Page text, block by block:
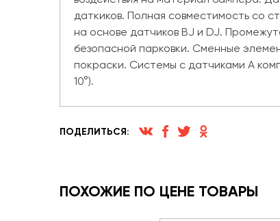
даткиков. Полная совместимость со
на основе датчиков BJ и DJ.
безопасной парковки. Сменные
покраски. Системы с датчиками A
10°).
ПОДЕЛИТЬСЯ:
ПОХОЖИЕ ПО ЦЕНЕ ТОВАРЫ